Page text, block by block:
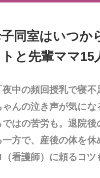
同室はいつか
トと先輩ママ15
夜中の頻回授乳で寝
ゃんの泣き声が気に
ではの苦労も。退院
一方で、産後の体を
（看護師）に頼るコ